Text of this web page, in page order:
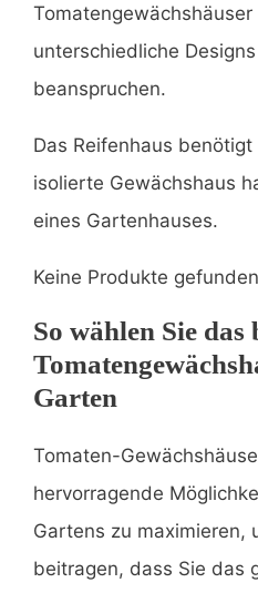
unterschiedliche
beanspruchen.
Das Reifenhaus
isolierte Gewächshaus
eines Gartenhauses.
Keine Produkte
So wählen Sie das
Garten
Tomaten-
hervorragende
Gartens zu maximieren,
beitragen, dass Sie das